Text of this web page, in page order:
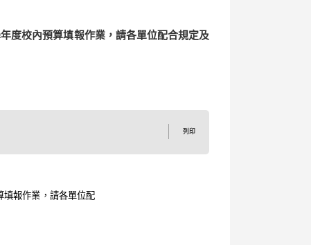
度校內預算填報作業，請各單位配合規定及
列印
填報作業，請各單位配